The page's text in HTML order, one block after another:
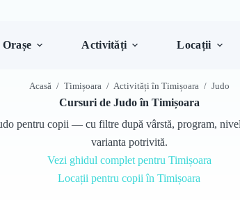
Orașe
Activități Locații
Acasă / Timișoara / Activități în Timișoara / Judo
Cursuri de Judo în Timișoara
pentru copii — cu filtre după vârstă, program,
varianta potrivită.
Vezi ghidul complet pentru Timișoara
Locații pentru copii în Timișoara